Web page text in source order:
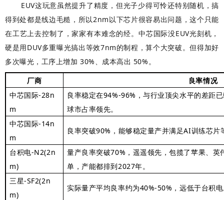
EUV这玩意虽然提升了精度，但光子少得可怜还特别随机，搞
得到处都是线边毛糙，所以2nm以下芯片很容易出问题，这个只能
在工艺上去控制了，家家有本难念的经。中芯国际没EUV光刻机，
硬是用DUV多重曝光搞出等效7nm的制程，算个大突破。但得加好
多次曝光，工序上增加 30%、成本高出 50%。
厂商
良率情况
中芯国际-28n
m
良率稳定在94%-96% ，与行业顶尖水平的差距
球市占率领先。
中芯国际-14n
m
良率突破90% ，能够稳定量产并满足AI训练芯片
台积电-N2(2n
m)
量产良率突破70% ，遥遥领先，包揽了苹果、英
单，产能都排到 2027年。
三星-SF2(2n
m)
实际量产平均良率约为40%-50% ，远低于台积